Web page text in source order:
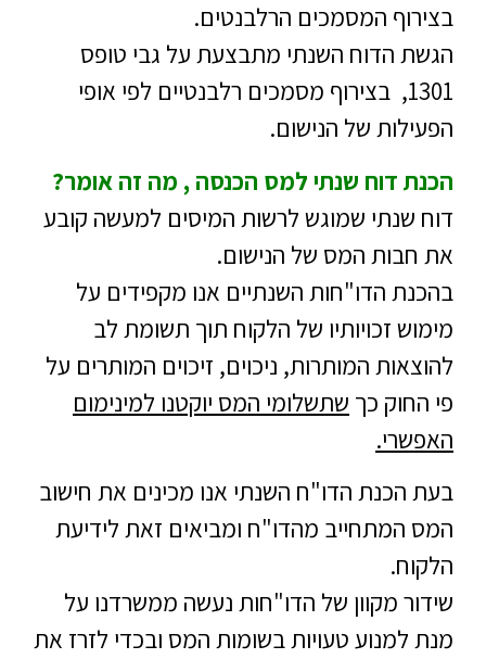
בצירוף המסמכים הרלבנטים.
הגשת הדוח השנתי מתבצעת על גבי טופס
1301, בצירוף מסמכים רלבנטיים לפי אופי
הפעילות של הנישום.
הכנת דוח שנתי למס הכנסה , מה זה אומר?
דוח שנתי שמוגש לרשות המיסים למעשה קובע
את חבות המס של הנישום.
בהכנת הדו"חות השנתיים אנו מקפידים על
מימוש זכויותיו של הלקוח תוך תשומת לב
להוצאות המותרות, ניכוים, זיכוים המותרים על
פי החוק כך שתשלומי המס יוקטנו למינימום
האפשרי.
בעת הכנת הדו"ח השנתי אנו מכינים את חישוב
המס המתחייב מהדו"ח ומביאים זאת לידיעת
הלקוח.
שידור מקוון של הדו"חות נעשה ממשרדנו על
מנת למנוע טעויות בשומות המס ובכדי לזרז את